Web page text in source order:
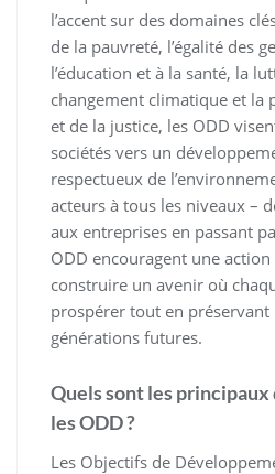
l’accent sur des domaines
de la pauvreté, l’égalité des
l’éducation et à la santé, la
changement climatique et la
et de la justice, les ODD
sociétés vers un
respectueux de
acteurs à tous les niveaux –
aux entreprises en passant
ODD encouragent une
construire un avenir où
prospérer tout en
générations futures.
Quels sont les principaux
les ODD ?
Les Objectifs de